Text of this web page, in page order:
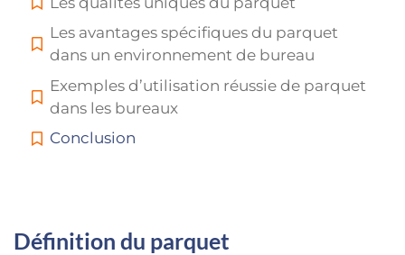
Les avantages spécifiques du parquet
dans un environnement de bureau
Exemples d’utilisation réussie de parquet
dans les bureaux
Conclusion
Définition du parquet